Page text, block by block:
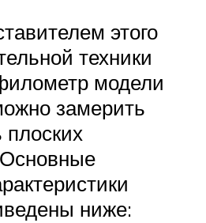
этого
техники
модели
замерить
плоских
ниже: